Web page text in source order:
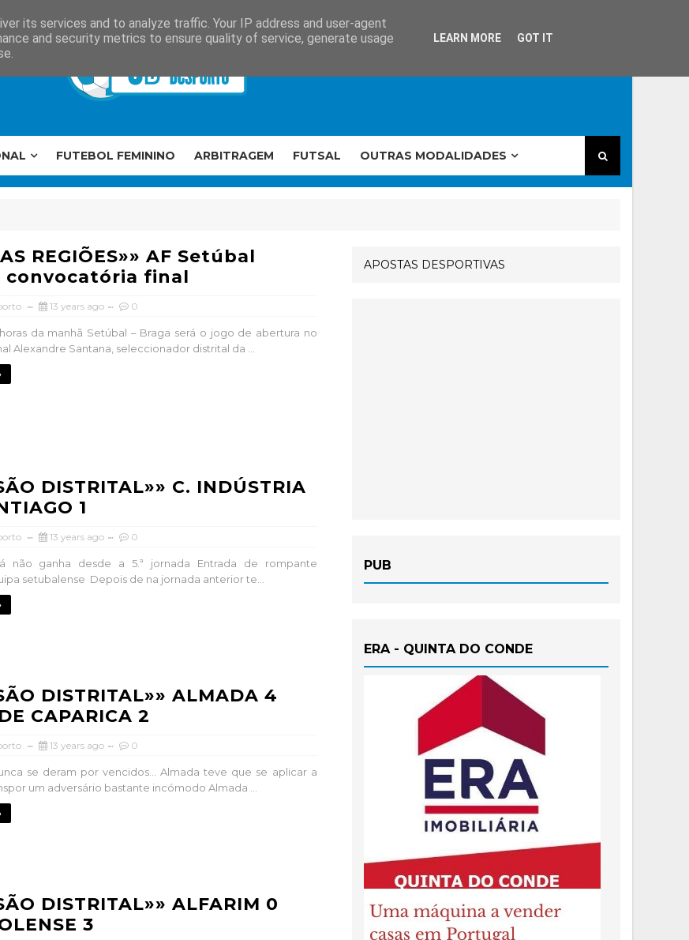
FUTEBOL FEMININO ARBITRAGEM FUTSAL OUTRAS MODALIDADES
REGIÕES»» AF Setúbal
convocatória final
13 years ago 0
da manhã Setúbal – Braga será o jogo de abertura no
Alexandre Santana, seleccionador distrital da ...
DISTRITAL»» C. INDÚSTRIA
1
13 years ago 0
não ganha desde a 5.ª jornada Entrada de rompante
setubalense Depois de na jornada anterior te...
DISTRITAL»» ALMADA 4
CAPARICA 2
13 years ago 0
se deram por vencidos… Almada teve que se aplicar a
um adversário bastante incómodo Almada ...
DISTRITAL»» ALFARIM 0
3
APOSTAS DESPORTIVAS
PUB
ERA - QUINTA DO CONDE
its services and to analyze traffic. Your IP address and user-agent
and security metrics to ensure quality of service, generate usage
LEARN MORE GOT IT